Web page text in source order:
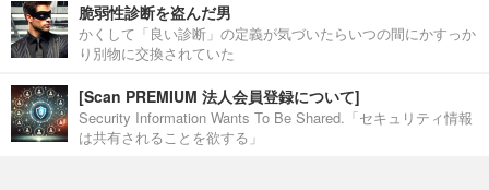
脆弱性診断を盗んだ男
かくして「良い診断」の定義が気づいたらいつの間にかすっか
り別物に交換されていた
[Scan PREMIUM 法人会員登録について]
Security Information Wants To Be Shared.「セキュリティ情報
は共有されることを欲する」